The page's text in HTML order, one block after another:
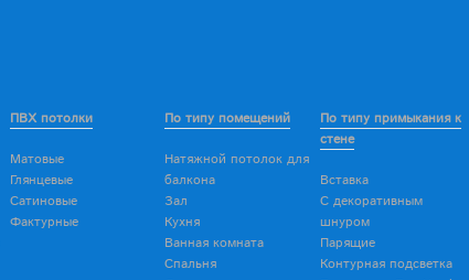
ПВХ потолки
Матовые
Глянцевые
Сатиновые
Фактурные
По типу помещений
Натяжной потолок для
балкона
Зал
Кухня
Ванная комната
Спальня
По типу примыкания к
стене
Вставка
С декоративным
шнуром
Парящие
Контурная подсветка